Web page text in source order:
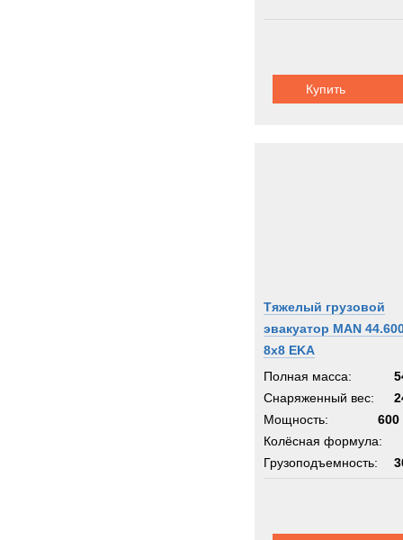
Купить
Тяжелый грузовой
эвакуатор MAN
8x8 EKA
Полная масса:
Снаряженный вес:
Мощность:
600
Колёсная формула:
Грузоподъемность: